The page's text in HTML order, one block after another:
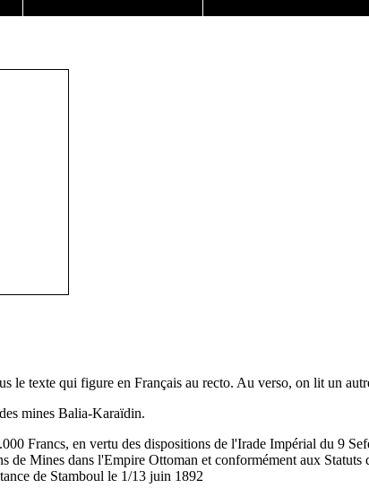
le texte qui figure en Français au recto. Au verso, on lit un
mines Balia-Karaïdin.
Francs, en vertu des dispositions de l'Irade Impérial du 9
de Mines dans l'Empire Ottoman et conformément aux
de Stamboul le 1/13 juin 1892